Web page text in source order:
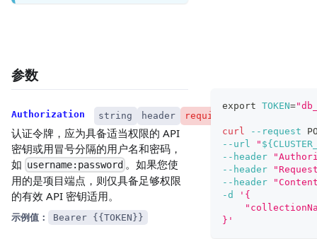
参数
Authorization string header required
认证令牌，应为具备适当权限的 API
密钥或用冒号分隔的用户名和密码，
如 username:password 。如果您使
用的是项目端点，则仅具备足够权限
的有效 API 密钥适用。
示例值： Bearer {{TOKEN}}
export TOKEN=
curl --request
--url
"
--header
--header
--header
-d
'{
}'